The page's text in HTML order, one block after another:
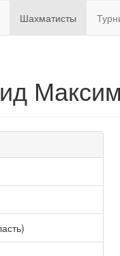
Шахматисты